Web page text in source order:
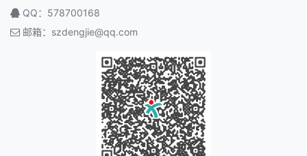
QQ：578700168
邮箱： szdengjie@qq.com